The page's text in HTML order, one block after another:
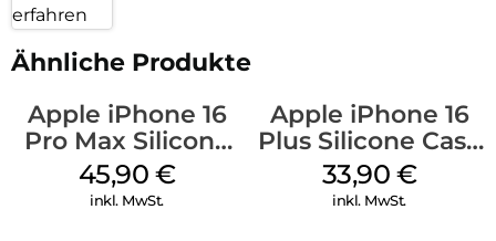
erfahren
Ähnliche Produkte
Apple iPhone 16
Pro Max Silicone
Case MagSafe
Ultramarine
45,90 €
inkl. MwSt.
Apple iPhone 16
Plus Silicone Case
MagSafe Lake
Green
33,90 €
inkl. MwSt.